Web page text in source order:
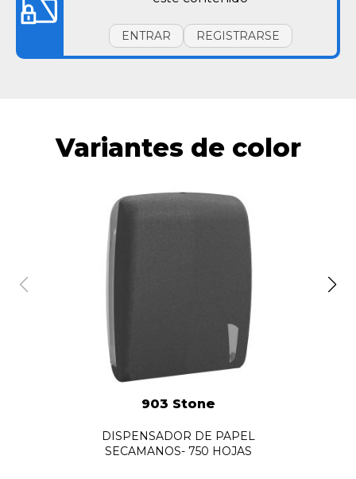
ENTRAR REGISTRARSE
Variantes de color
903 Stone
DISPENSADOR DE PAPEL
SECAMANOS- 750 HOJAS